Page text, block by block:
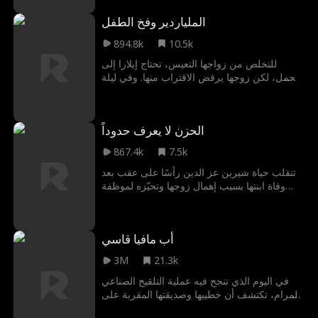
الملياردير وفخ الطفل
894.8k
10.5k
للتخلص من زواجها التعيس، تحتاج إيلارا إلى
الحمل، لكن زوجها يرفض الاقتراب منها. وفي ليلة
أنه فتى أحلامها الذي طالما بحثت عنه؟
الحزن لا يعرف حدوداً
867.4k
7.5k
تنقلب حياة شيرين عز الدين رأسًا على عقب بعد
وفاة ابنتها بسبب إهمال زوجها وتحيّزه لموظفة
أب مافيا قاسي
3M
21.3k
في اليوم الذي تنجح فيه عملية التلقيح الصناعي
لمرام، تكتشف أن خطيبها وصديقتها المقربة على